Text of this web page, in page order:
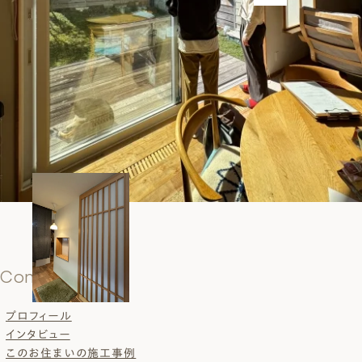
Contents
プロフィール
インタビュー
このお住まいの施工事例